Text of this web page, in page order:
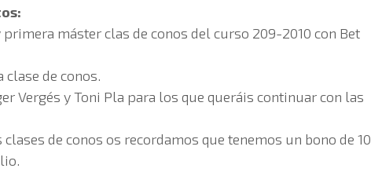
máster clas de conos del curso 209-2010 con Bet
clase de conos.
Vergés y Toni Pla para los que queráis continuar con las
de conos os recordamos que tenemos un bono de 10